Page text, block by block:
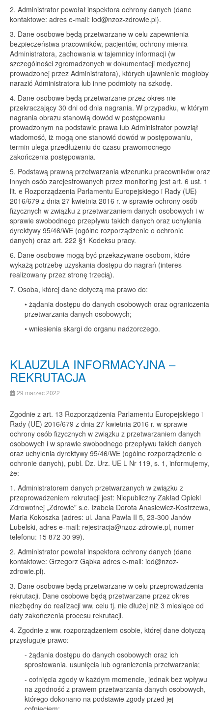
2. Administrator powołał inspektora ochrony danych (dane
kontaktowe: adres e-mail: iod@nzoz-zdrowie.pl).
3. Dane osobowe będą przetwarzane w celu zapewnienia
bezpieczeństwa pracowników, pacjentów, ochrony mienia
Administratora, zachowania w tajemnicy informacji (w
szczególności zgromadzonych w dokumentacji medycznej
prowadzonej przez Administratora), których ujawnienie mogłoby
narazić Administratora lub inne podmioty na szkodę.
4. Dane osobowe będą przetwarzane przez okres nie
przekraczający 30 dni od dnia nagrania. W przypadku, w którym
nagrania obrazu stanowią dowód w postępowaniu
prowadzonym na podstawie prawa lub Administrator powziął
wiadomość, iż mogą one stanowić dowód w postępowaniu,
termin ulega przedłużeniu do czasu prawomocnego
zakończenia postępowania.
5. Podstawą prawną przetwarzania wizerunku pracowników oraz
innych osób zarejestrowanych przez monitoring jest art. 6 ust. 1
lit. e Rozporządzenia Parlamentu Europejskiego i Rady (UE)
2016/679 z dnia 27 kwietnia 2016 r. w sprawie ochrony osób
fizycznych w związku z przetwarzaniem danych osobowych i w
sprawie swobodnego przepływu takich danych oraz uchylenia
dyrektywy 95/46/WE (ogólne rozporządzenie o ochronie
danych) oraz art. 222 §1 Kodeksu pracy.
6. Dane osobowe mogą być przekazywane osobom, które
wykażą potrzebę uzyskania dostępu do nagrań (interes
realizowany przez stronę trzecią).
7. Osoba, której dane dotyczą ma prawo do:
• żądania dostępu do danych osobowych oraz ograniczenia
przetwarzania danych osobowych;
• wniesienia skargi do organu nadzorczego.
KLAUZULA INFORMACYJNA –
REKRUTACJA
29 marzec 2022
Zgodnie z art. 13 Rozporządzenia Parlamentu Europejskiego i
Rady (UE) 2016/679 z dnia 27 kwietnia 2016 r. w sprawie
ochrony osób fizycznych w związku z przetwarzaniem danych
osobowych i w sprawie swobodnego przepływu takich danych
oraz uchylenia dyrektywy 95/46/WE (ogólne rozporządzenie o
ochronie danych), publ. Dz. Urz. UE L Nr 119, s. 1, informujemy,
że:
1. Administratorem danych przetwarzanych w związku z
przeprowadzeniem rekrutacji jest: Niepubliczny Zakład Opieki
Zdrowotnej „Zdrowie” s.c. Izabela Dorota Anasiewicz-Kostrzewa,
Maria Kokoszka (adres: ul. Jana Pawła II 5, 23-300 Janów
Lubelski, adres e-mail: rejestracja@nzoz-zdrowie.pl, numer
telefonu: 15 872 30 99).
2. Administrator powołał inspektora ochrony danych (dane
kontaktowe: Grzegorz Gąbka adres e-mail: iod@nzoz-
zdrowie.pl).
3. Dane osobowe będą przetwarzane w celu przeprowadzenia
rekrutacji. Dane osobowe będą przetwarzane przez okres
niezbędny do realizacji ww. celu tj. nie dłużej niż 3 miesiące od
daty zakończenia procesu rekrutacji.
4. Zgodnie z ww. rozporządzeniem osobie, której dane dotyczą
przysługuje prawo:
- żądania dostępu do danych osobowych oraz ich
sprostowania, usunięcia lub ograniczenia przetwarzania;
- cofnięcia zgody w każdym momencie, jednak bez wpływu
na zgodność z prawem przetwarzania danych osobowych,
którego dokonano na podstawie zgody przed jej